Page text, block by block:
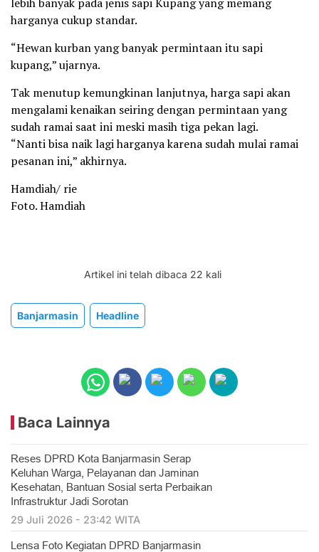
harganya cukup standar.
“Hewan kurban yang banyak permintaan itu sapi
kupang,” ujarnya.
Tak menutup kemungkinan lanjutnya, harga sapi akan
mengalami kenaikan seiring dengan permintaan yang
sudah ramai saat ini meski masih tiga pekan lagi.
“Nanti bisa naik lagi harganya karena sudah mulai ramai
pesanan ini,” akhirnya.
Hamdiah/ rie
Foto. Hamdiah
Artikel ini telah dibaca 22 kali
Banjarmasin Headline
Baca Lainnya
Reses DPRD Kota Banjarmasin Serap
Keluhan Warga, Pelayanan dan Jaminan
Kesehatan, Bantuan Sosial serta Perbaikan
Infrastruktur Jadi Sorotan
29 Juli 2026 - 23:42 WITA
Lensa Foto Kegiatan DPRD Banjarmasin